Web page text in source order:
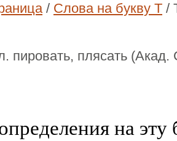
/ Слова на букву Т /
пировать, плясать
на эту